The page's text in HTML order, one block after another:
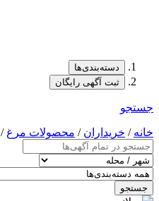
دسته‌بندی‌ها
ثبت آگهی رایگان
جستجو
خانه/ خریداران/ محصولات مرغ/
جستجو